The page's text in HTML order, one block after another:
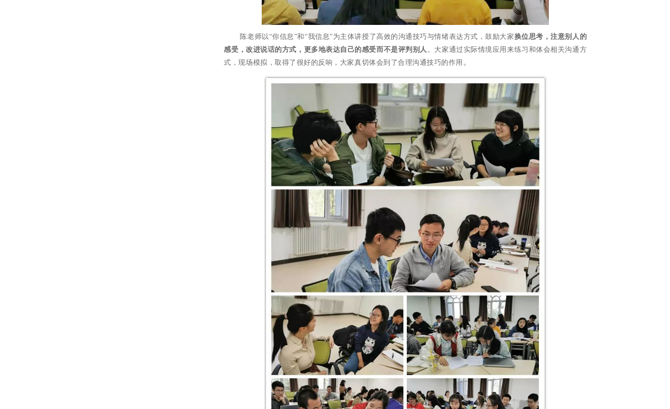
陈老师以 “你信息 ”和 “我信息”为主体讲授了高效的沟通技巧与情绪表达方式，鼓励大家换位思考，注意别人的
感受，改进说话的方式，更多地表达自己的感受而不是评判别人 。大家通过实际情境应用来练习和体会相关沟通方
式，现场模拟，取得了很好的反响，大家真切体会到了合理沟通技巧的作用 。